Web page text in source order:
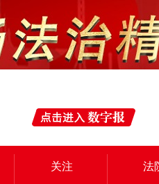
关注 法